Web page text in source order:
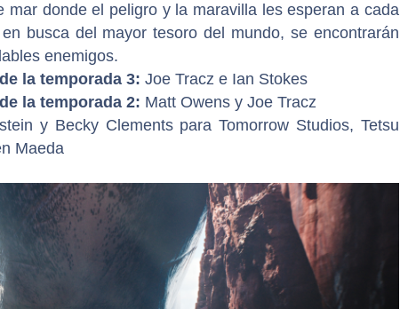
donde el peligro y la maravilla les esperan a cada
busca del mayor tesoro del mundo, se encontrarán
enemigos.
la temporada 3: Joe Tracz e Ian Stokes
la temporada 2: Matt Owens y Joe Tracz
y Becky Clements para Tomorrow Studios, Tetsu
Maeda